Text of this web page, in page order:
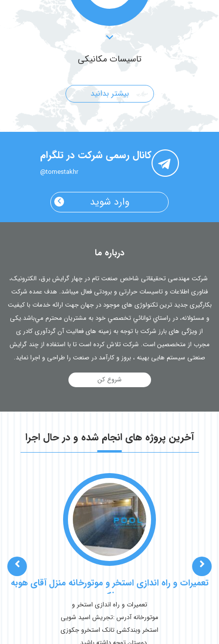
تاسیسات مکانیکی
بیشتر بدانید
کانال رسمی شرکت در تلگرام
@tomestakhr
وارد شوید
درباره ما
شرکت مهندسی تحقیقاتی شاخص صنعت تام در چهار گرایش برق، الکترونیک،
فناوری اطلاعات و تاسیسات حرارتی و برودتی فعال می­باشد. هدف عمده شرکت
بکارگیری جدید ترین تکنولوژی های موجود در جهان جهت ارائه خدمات با کيفیت
و مسئولانه، در راستاي توانائي تخصصي خود به مشتريان محترم مي‌باشد.یکی
از ویژگی های بارز شرکت با توجه به زمینه های فعالیت آن گردآوری کادر ی
مجرب از متخصصین است. شرکت تلاش کرده است تا با استفاده از چند گرایش
صنعتی سیستم هایی بهینه ، بروز و کارآمد در صنعت را طراحی و اجرا نماید.
شروع کن
آخرین پروژه های انجام شده و در حال اجرا
تعمیرات و راه اندازی استخر و موتورخانه منزل آقای هوبه
فکر
تعمیرات و راه اندازی استخر و
موتورخانه آدرس :تجریش اسید شویی
استخر وبندکشی تانک استخرو جکوزی